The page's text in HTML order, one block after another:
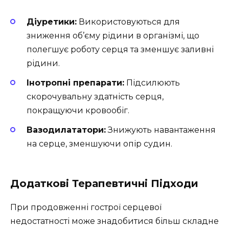
Діуретики: Використовуються для
зниження об’єму рідини в організмі, що
полегшує роботу серця та зменшує заливні
рідини.
Інотропні препарати: Підсилюють
скорочувальну здатність серця,
покращуючи кровообіг.
Вазодилататори:Знижують навантаження
на серце, зменшуючи опір судин.
Додаткові Терапевтичні Підходи
При продовженні гострої серцевої
недостатності може знадобитися більш складне